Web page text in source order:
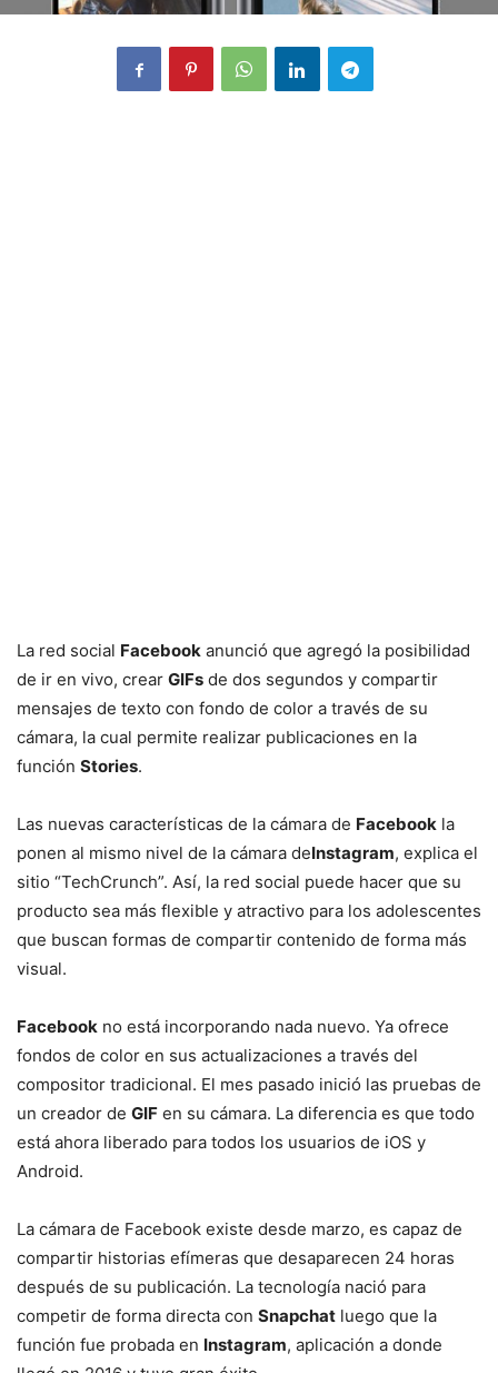
La red social Facebook anunció que agregó la posibilidad
de ir en vivo, crear GIFs de dos segundos y compartir
mensajes de texto con fondo de color a través de su
cámara, la cual permite realizar publicaciones en la
función Stories.
Las nuevas características de la cámara de Facebook la
ponen al mismo nivel de la cámara deInstagram, explica el
sitio “TechCrunch”. Así, la red social puede hacer que su
producto sea más flexible y atractivo para los adolescentes
que buscan formas de compartir contenido de forma más
visual.
Facebook no está incorporando nada nuevo. Ya ofrece
fondos de color en sus actualizaciones a través del
compositor tradicional. El mes pasado inició las pruebas de
un creador de GIF en su cámara. La diferencia es que todo
está ahora liberado para todos los usuarios de iOS y
Android.
La cámara de Facebook existe desde marzo, es capaz de
compartir historias efímeras que desaparecen 24 horas
después de su publicación. La tecnología nació para
competir de forma directa con Snapchat luego que la
función fue probada en Instagram, aplicación a donde